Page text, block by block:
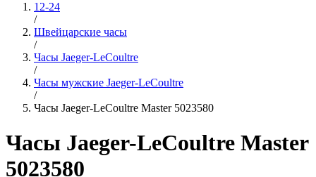
12-24
/
Швейцарские часы
/
Часы Jaeger-LeCoultre
/
Часы мужские Jaeger-LeCoultre
/
Часы Jaeger-LeCoultre Master 5023580
Часы Jaeger-LeCoultre Master
5023580